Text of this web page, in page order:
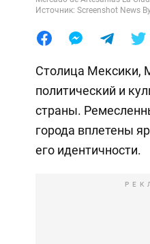
Источник: Screenshot News
Столица Мексики,
политический и
страны.
города вплетены
его идентичности.